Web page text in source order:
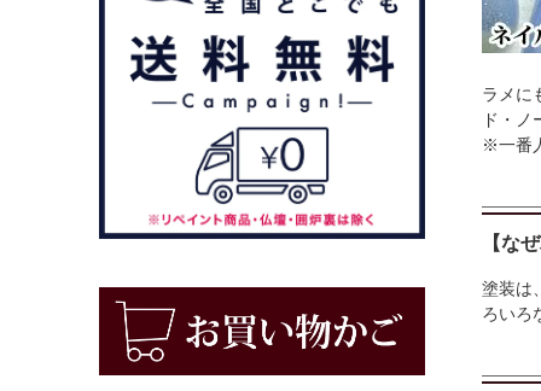
ラメに
ド・
※一番
【な
塗装は
ろいろ